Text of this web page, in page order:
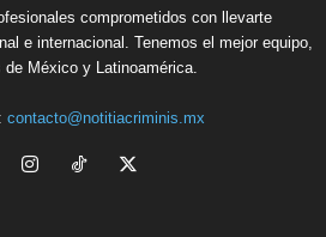
comprometidos con llevarte
e internacional. Tenemos el mejor equipo,
de México y Latinoamérica.
contacto@notitiacriminis.mx